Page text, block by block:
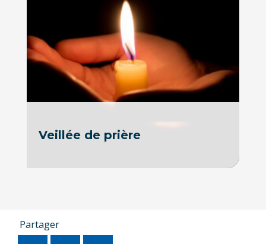
Veillée de prière
Partager